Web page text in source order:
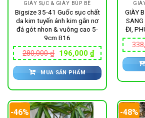
GIÀY SỤC & GIÀY BÚP BÊ
Bigsize 35-41 Guốc sục chất
da kim tuyến ánh kim gắn nơ
đá gót nhon & vuông cao 5-
9cm B16
280,000₫ Giá
gốc
là:
280,000 ₫.
196,000 ₫Giá
hiện
tại
là:
196,000 ₫.
MUA SẢN PHẨM
GIÀY
ĐI,
-46% -48%